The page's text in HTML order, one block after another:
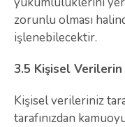
zorunlu olması
işlenebilecektir.
3.5 Kişisel
Kişisel verileriniz
tarafınızdan